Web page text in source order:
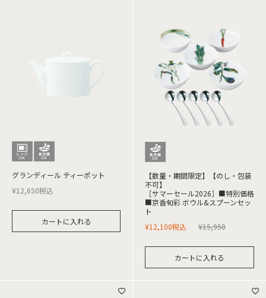
グランディール ティーポット
¥12,650税込
カートに入れる
【数量・期間限定】【のし・包装
不可】
［サマーセール2026］■特別価格
■京香旬彩 ボウル&スプーンセッ
ト
¥15,950
¥12,100税込
カートに入れる